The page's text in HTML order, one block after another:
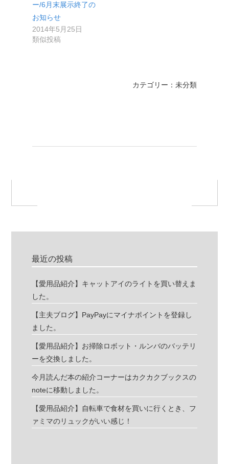
ー/6月末展示終了の
お知らせ
2014年5月25日
類似投稿
カテゴリー：未分類
最近の投稿
【愛用品紹介】キャットアイのライトを買い替えま
した。
【主夫ブログ】PayPayにマイナポイントを登録し
ました。
【愛用品紹介】お掃除ロボット・ルンバのバッテリ
ーを交換しました。
今月読んだ本の紹介コーナーはカクカクブックスの
noteに移動しました。
【愛用品紹介】自転車で食材を買いに行くとき、フ
ァミマのリュックがいい感じ！